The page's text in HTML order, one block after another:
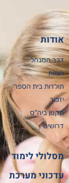
המנהל
בית הספר
ביה"ס
לימוד
מערכת